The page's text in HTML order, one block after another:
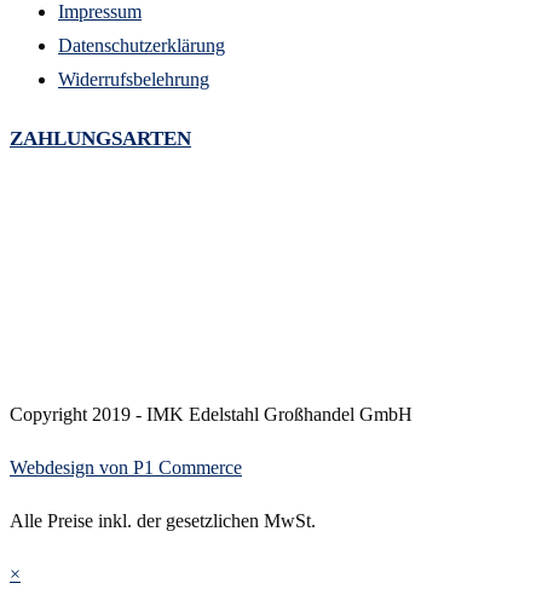
Impressum
Datenschutzerklärung
Widerrufsbelehrung
ZAHLUNGSARTEN
Copyright 2019 - IMK Edelstahl Großhandel GmbH
Webdesign von P1 Commerce
Alle Preise inkl. der gesetzlichen MwSt.
×